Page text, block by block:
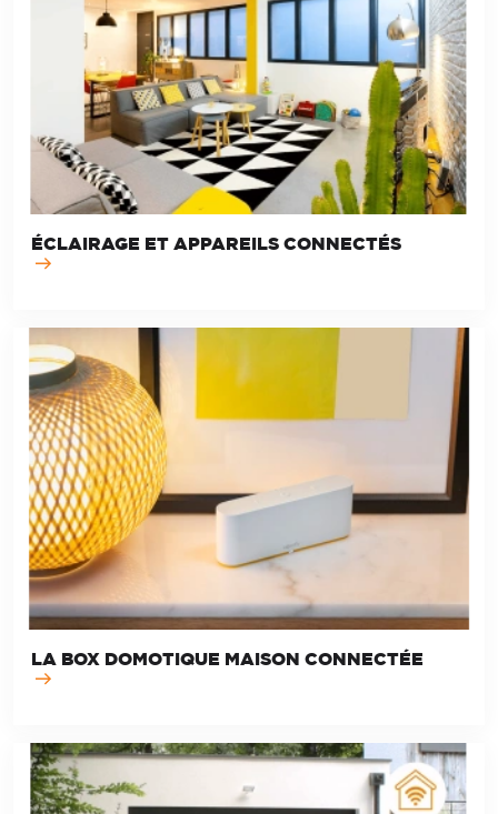
ÉCLAIRAGE ET APPAREILS CONNECTÉS
LA BOX DOMOTIQUE MAISON CONNECTÉE